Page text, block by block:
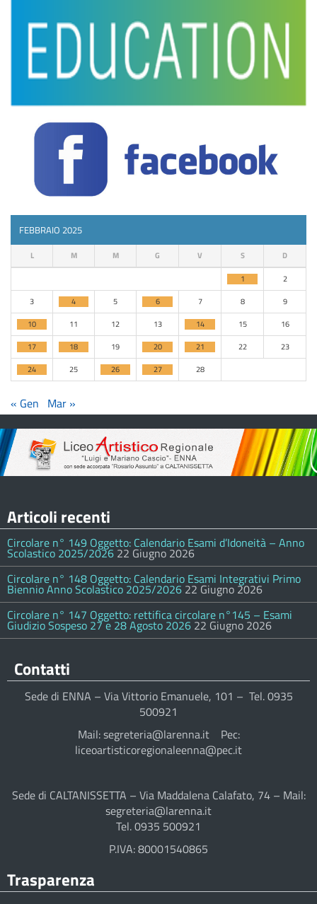
FEBBRAIO 2025
L M M G V S D
1
2
3
4 5 6 7 8
9
10
11 12 13 14 15
16
17
18 19 20 21 22
23
24
25 26 27 28
« Gen Mar »
Articoli recenti
Circolare n° 149 Oggetto: Calendario Esami d’Idoneità – Anno
Scolastico 2025/2026 22 Giugno 2026
Circolare n° 148 Oggetto: Calendario Esami Integrativi Primo
Biennio Anno Scolastico 2025/2026 22 Giugno 2026
Circolare n° 147 Oggetto: rettifica circolare n°145 – Esami
Giudizio Sospeso 27 e 28 Agosto 2026 22 Giugno 2026
Contatti
Sede di ENNA – Via Vittorio Emanuele, 101 – Tel. 0935
500921
Mail: segreteria@larenna.it Pec:
liceoartisticoregionaleenna@pec.it
Sede di CALTANISSETTA – Via Maddalena Calafato, 74 – Mail:
segreteria@larenna.it
Tel. 0935 500921
P.IVA: 80001540865
Trasparenza